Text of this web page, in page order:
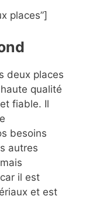
places”]
deux places
qualité
fiable. Il
besoins
autres
il est
et est